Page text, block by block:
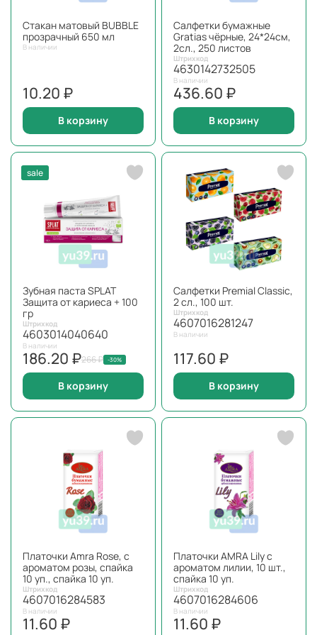
Стакан матовый BUBBLE
прозрачный 650 мл
В наличии
10.20 ₽
В корзину
Салфетки бумажные
Gratias чёрные, 24*24см,
2сл., 250 листов
Штрихкод
4630142732505
В наличии
436.60 ₽
В корзину
sale
Зубная паста SPLAT
Защита от кариеса + 100
гр
Штрихкод
4603014040640
В наличии
186.20 ₽266 ₽ -30%
В корзину
Салфетки Premial Classic,
2 сл., 100 шт.
Штрихкод
4607016281247
В наличии
117.60 ₽
В корзину
Платочки Amra Rose, с
ароматом розы, спайка
10 уп., спайка 10 уп.
Штрихкод
4607016284583
В наличии
11.60 ₽
Платочки AMRA Lily с
ароматом лилии, 10 шт.,
спайка 10 уп.
Штрихкод
4607016284606
В наличии
11.60 ₽